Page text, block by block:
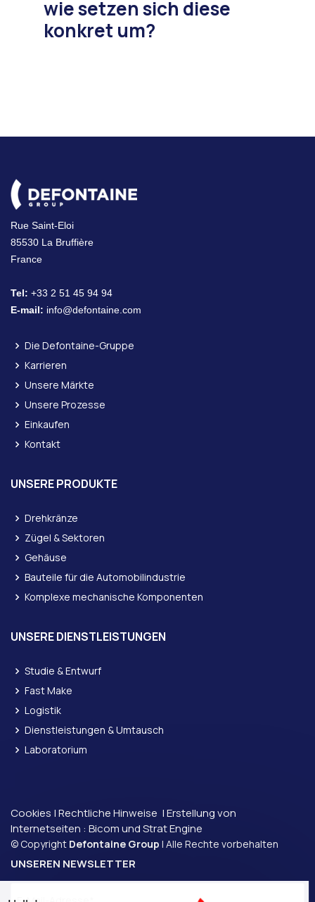
wie setzen sich diese
konkret um?
Rue Saint-Eloi
85530 La Bruffière
France
Tel: +33 2 51 45 94 94
E-mail: info@defontaine.com
Die Defontaine-Gruppe
Karrieren
Unsere Märkte
Unsere Prozesse
Einkaufen
Kontakt
UNSERE PRODUKTE
Drehkränze
Zügel & Sektoren
Gehäuse
Bauteile für die Automobilindustrie
Komplexe mechanische Komponenten
UNSERE DIENSTLEISTUNGEN
Studie & Entwurf
Fast Make
Logistik
Dienstleistungen & Umtausch
Laboratorium
Cookies |Rechtliche Hinweise | Erstellung von
Internetseiten : Bicom undStrat Engine
© Copyright Defontaine Group | Alle Rechte vorbehalten
UNSEREN NEWSLETTER